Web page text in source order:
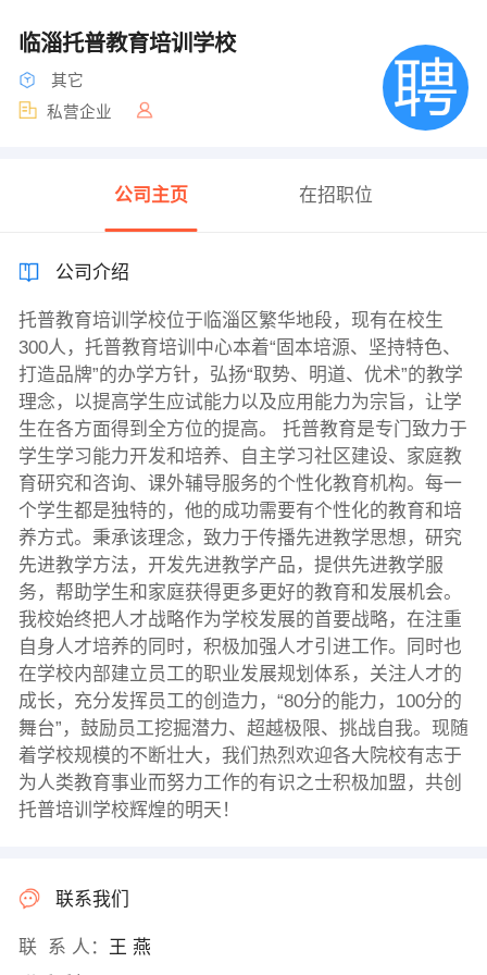
临淄托普教育培训学校
其它
私营企业
公司主页 在招职位
公司介绍
托普教育培训学校位于临淄区繁华地段，现有在校生
300人，托普教育培训中心本着“固本培源、坚持特色、
打造品牌”的办学方针，弘扬“取势、明道、优术”的教学
理念，以提高学生应试能力以及应用能力为宗旨，让学
生在各方面得到全方位的提高。 托普教育是专门致力于
学生学习能力开发和培养、自主学习社区建设、家庭教
育研究和咨询、课外辅导服务的个性化教育机构。每一
个学生都是独特的，他的成功需要有个性化的教育和培
养方式。秉承该理念，致力于传播先进教学思想，研究
先进教学方法，开发先进教学产品，提供先进教学服
务，帮助学生和家庭获得更多更好的教育和发展机会。
我校始终把人才战略作为学校发展的首要战略，在注重
自身人才培养的同时，积极加强人才引进工作。同时也
在学校内部建立员工的职业发展规划体系，关注人才的
成长，充分发挥员工的创造力，“80分的能力，100分的
舞台”，鼓励员工挖掘潜力、超越极限、挑战自我。现随
着学校规模的不断壮大，我们热烈欢迎各大院校有志于
为人类教育事业而努力工作的有识之士积极加盟，共创
托普培训学校辉煌的明天！
联系我们
联 系 人： 王 燕